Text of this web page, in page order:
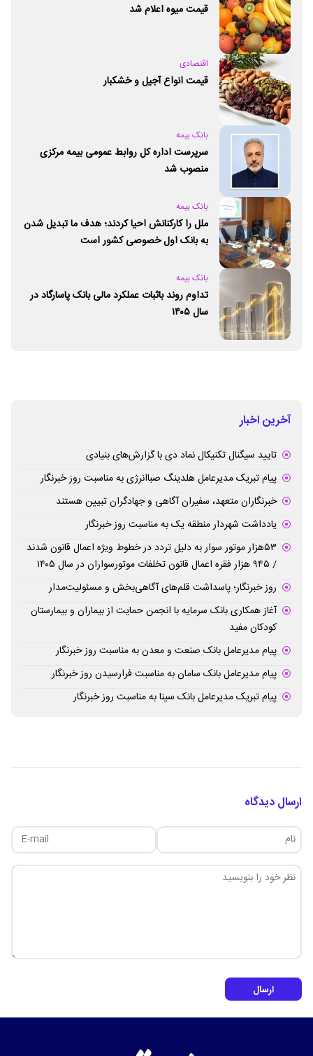
قیمت میوه اعلام شد
اقتصادی
قیمت انواع آجیل و خشکبار
بانک بیمه
سرپرست اداره کل روابط عمومی بیمه مرکزی
منصوب شد
بانک بیمه
ملل را کارکنانش احیا کردند؛ هدف ما تبدیل شدن
به بانک اول خصوصی کشور است
بانک بیمه
تداوم روند باثبات عملکرد مالی بانک پاسارگاد در
سال ۱۴۰۵
آخرین اخبار
تایید سیگنال تکنیکال نماد دی با گزارش‌های بنیادی
پیام تبریک مدیرعامل هلدینگ صباانرژی به مناسبت روز خبرنگار
خبرنگاران متعهد، سفیران آگاهی و جهادگران تبیین هستند
یادداشت شهردار منطقه یک به مناسبت روز خبرنگار
۵۳هزار موتور سوار به دلیل تردد در خطوط ویژه اعمال قانون شدند
/ ۹۴۵ هزار فقره اعمال قانون تخلفات موتورسواران در سال ۱۴۰۵
روز خبرنگار؛ پاسداشت قلم‌های آگاهی‌بخش و مسئولیت‌مدار
آغاز همکاری بانک سرمایه با انجمن حمایت از بیماران و بیمارستان
کودکان مفید
پیام مدیرعامل بانک صنعت و معدن به مناسبت روز خبرنگار
پیام مدیرعامل بانک سامان به مناسبت فرارسیدن روز خبرنگار
پیام تبریک مدیرعامل بانک سینا به مناسبت روز خبرنگار
ارسال دیدگاه
ارسال